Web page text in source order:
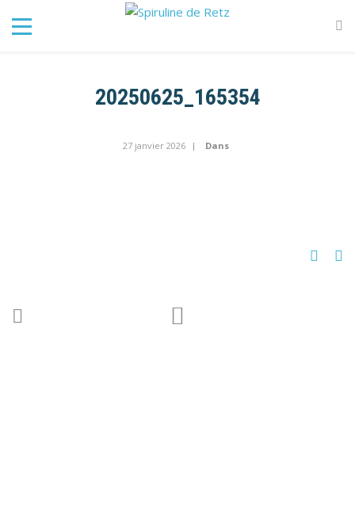
20250625_165354
27 janvier 2026 Dans